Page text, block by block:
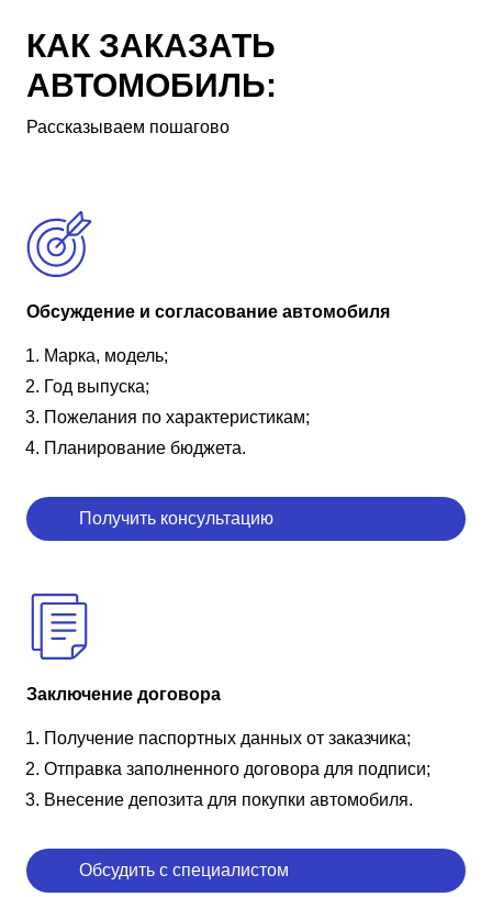
КАК ЗАКАЗАТЬ
АВТОМОБИЛЬ:
Рассказываем пошагово
Обсуждение и согласование автомобиля
Марка, модель;
Год выпуска;
Пожелания по характеристикам;
Планирование бюджета.
Получить консультацию
Заключение договора
Получение паспортных данных от заказчика;
Отправка заполненного договора для подписи;
Внесение депозита для покупки автомобиля.
Обсудить с специалистом